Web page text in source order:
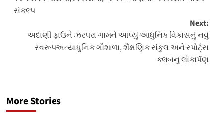
સંકલ્પ
Next:
અદાણી ફાઉને ઝરપરા ગામને આપ્યું આધુનિક વિકાસનું નવું
સ્વરૂપઅત્યાધુનિક ગૌશાળા, શૈક્ષણિક સંકુલ અને સ્પોર્ટ્સ
ક્લબનું લોકાર્પણ
More Stories